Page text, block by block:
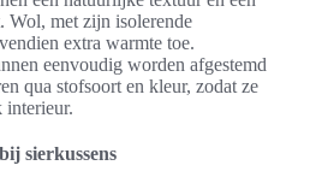
Wol, met zijn isolerende
extra warmte toe.
eenvoudig worden afgestemd
qua stofsoort en kleur, zodat ze
interieur.
sierkussens